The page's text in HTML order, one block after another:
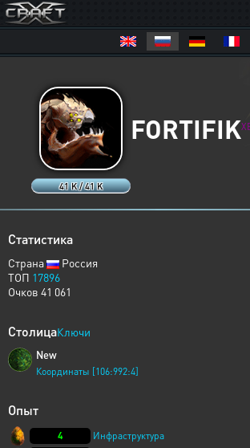
41 K / 41 K
FORTIFIK
Статистика
Страна
Россия
ТОП 17896
Очков 41 061
СтолицаКлючи
New
Координаты [106:992:4]
Опыт
4
Инфраструктура